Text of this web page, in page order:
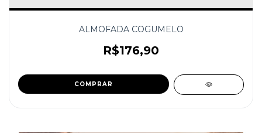
ALMOFADA COGUMELO
R$176,90